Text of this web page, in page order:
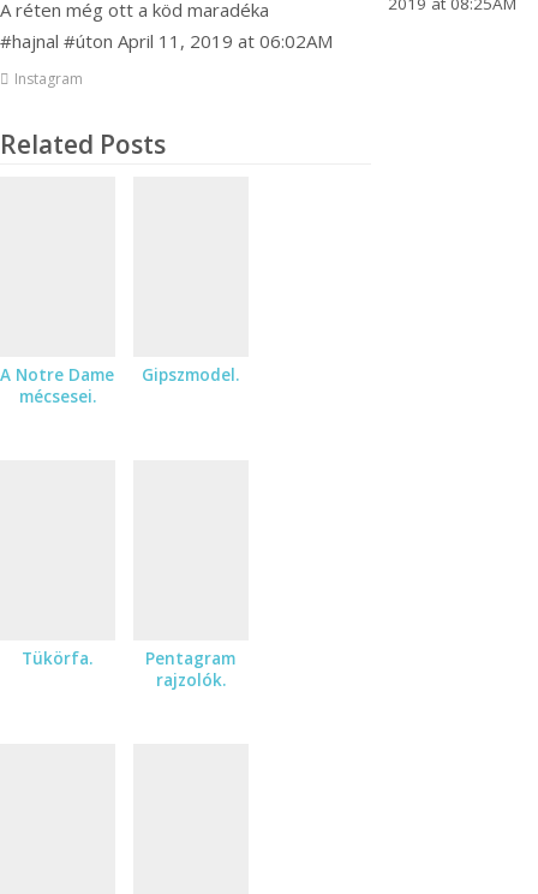
A réten még ott a köd maradéka
#hajnal #úton April 11, 2019 at 06:02AM
Instagram
Related Posts
A Notre Dame
mécsesei.
Gipszmodel.
Tükörfa.
Pentagram
rajzolók.